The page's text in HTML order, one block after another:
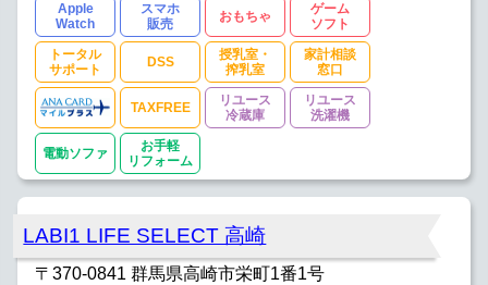
Apple
Watch
スマホ
販売
おもちゃ
ゲーム
ソフト
トータル
サポート
DSS
授乳室・
搾乳室
家計相談
窓口
TAXFREE
リユース
冷蔵庫
リユース
洗濯機
電動ソファ
お手軽
リフォーム
LABI1 LIFE SELECT 高崎
〒370-0841 群馬県高崎市栄町1番1号